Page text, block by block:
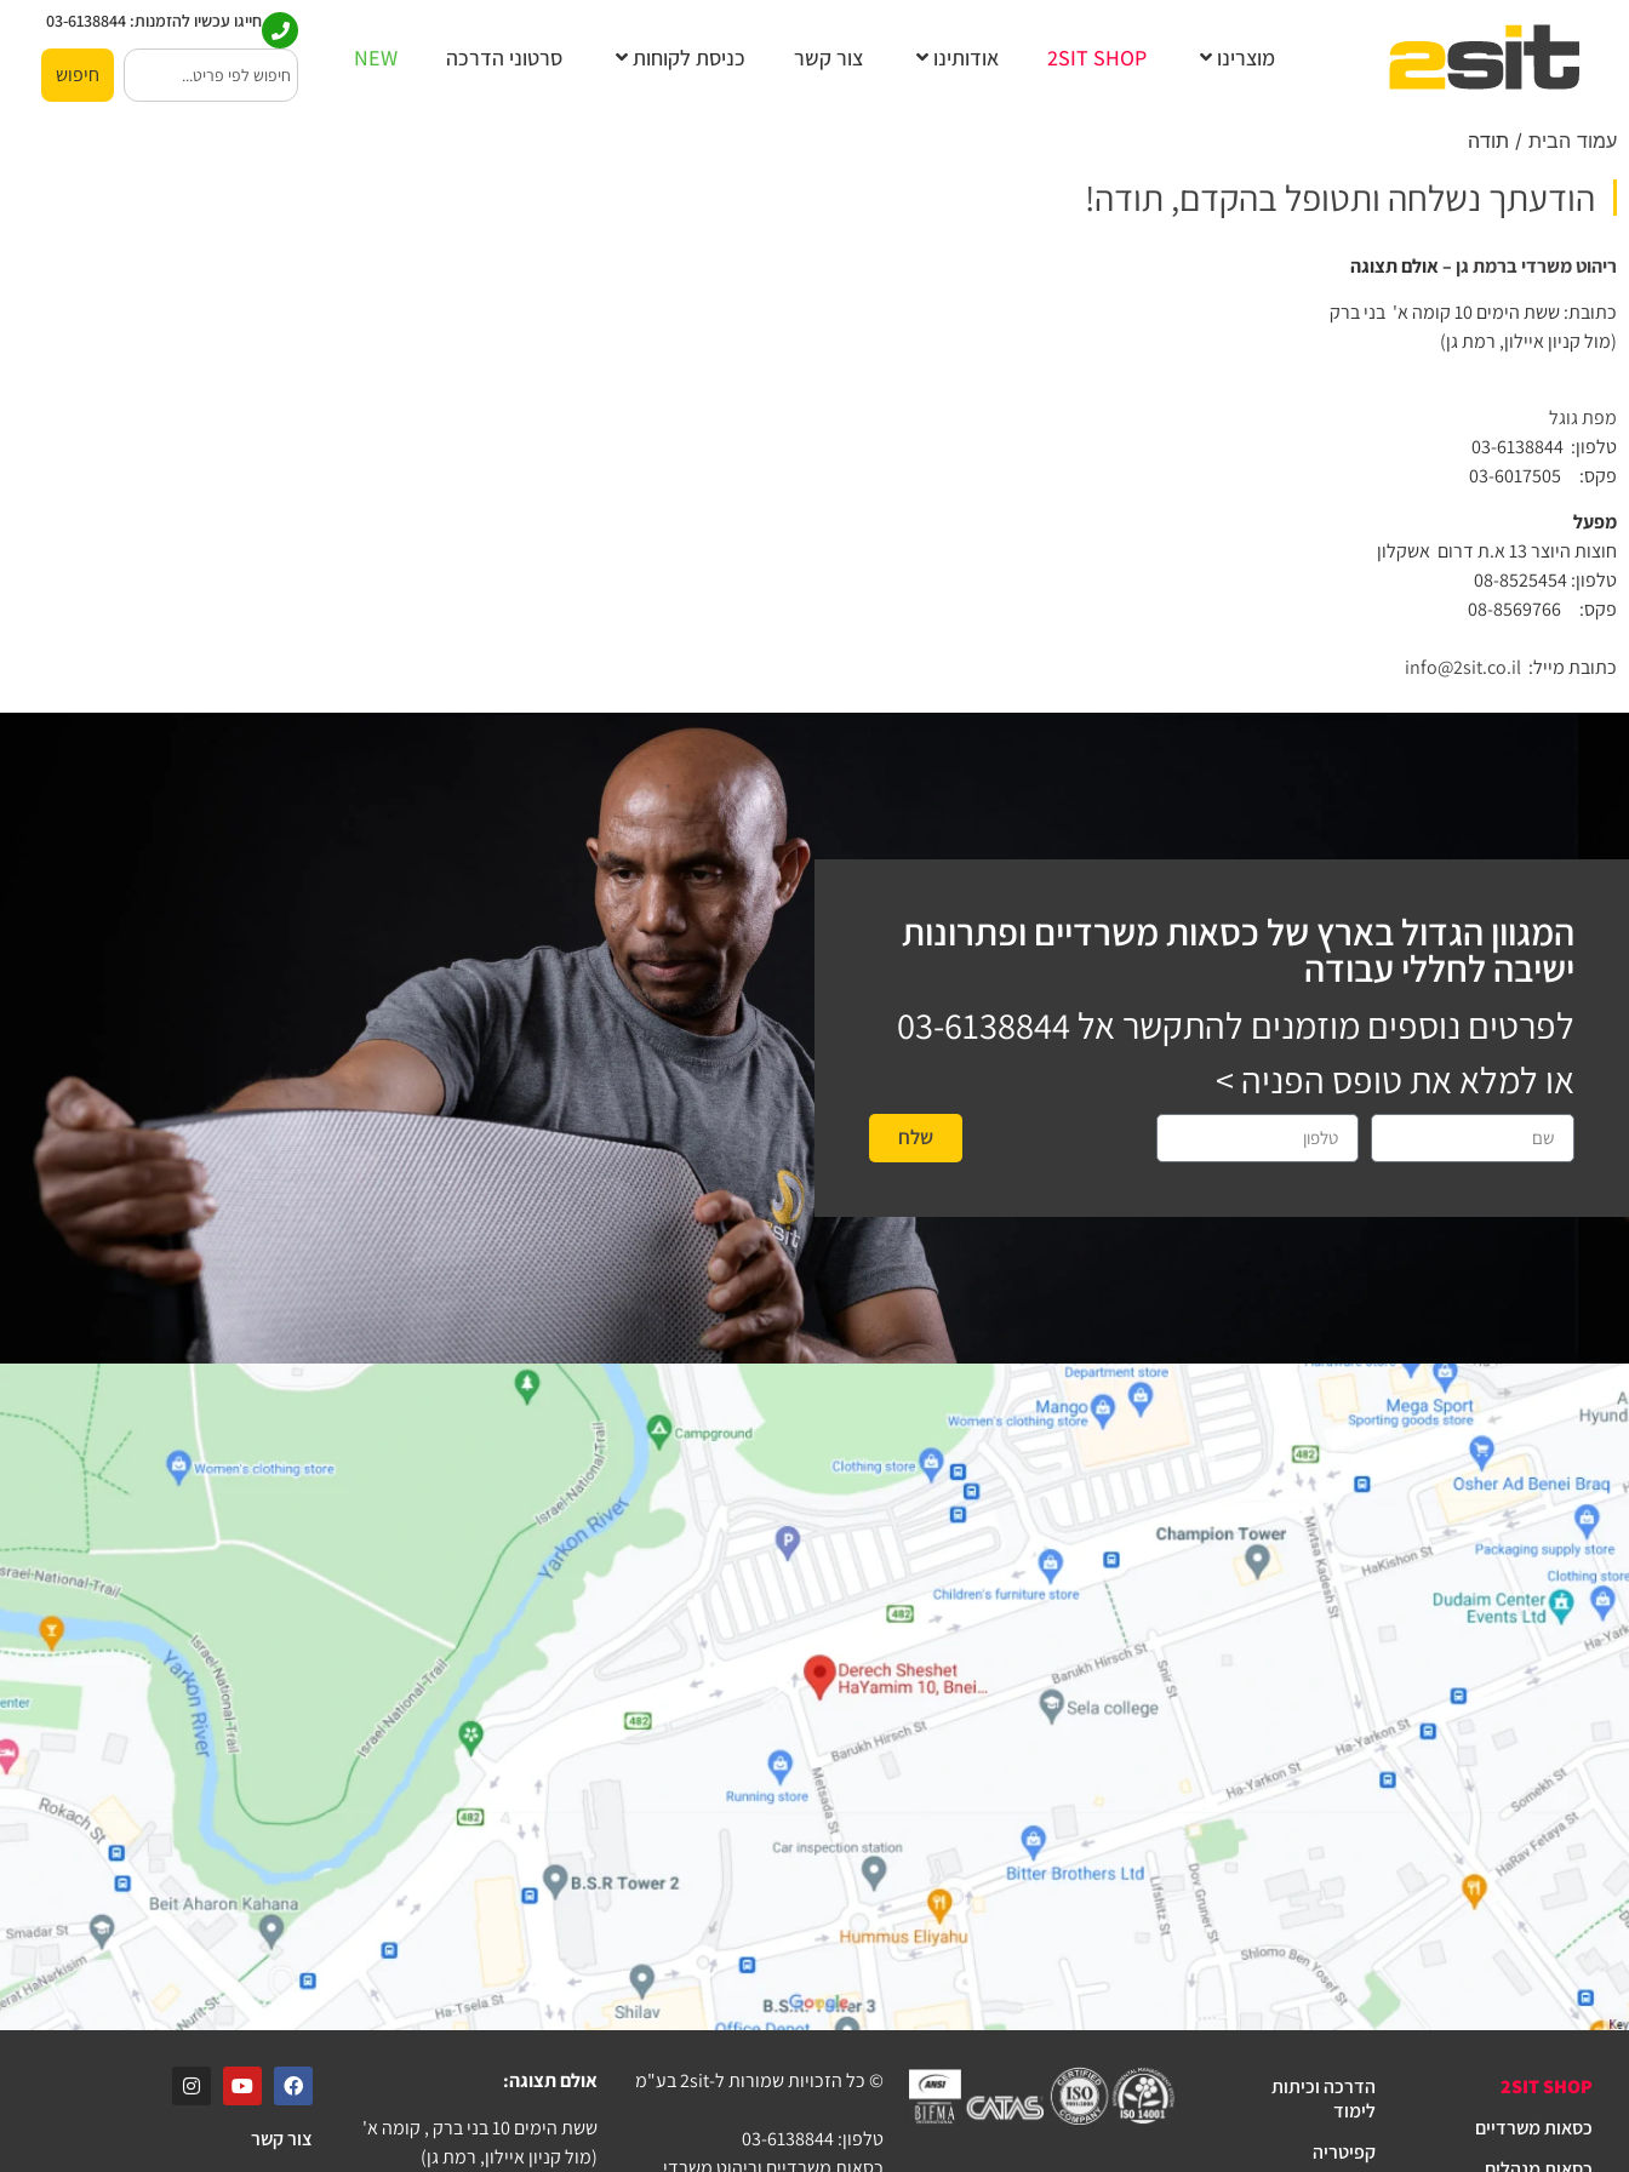
מוצרינו 2SIT SHOP אודותינו צור קשר כניסת לקוחות סרטוני הדרכה NEW
חייגו עכשיו להזמנות: 03-6138844
חיפוש
עמוד הבית / תודה
הודעתך נשלחה ותטופל בהקדם, תודה!
ריהוט משרדי ברמת גן– אולם תצוגה
כתובת: ששת הימים 10 קומה א' בני ברק
(מול קניון איילון, רמת גן)
מפת גוגל
טלפון: 03-6138844
פקס: 03-6017505
מפעל
חוצות היוצר 13 א.ת דרום אשקלון
טלפון: 08-8525454
פקס: 08-8569766
כתובת מייל: info@2sit.co.il
המגוון הגדול בארץ של כסאות משרדיים ופתרונות
ישיבה לחללי עבודה
לפרטים נוספים מוזמנים להתקשר אל03-6138844
או למלא את טופס הפניה >
שלח
2SIT SHOP
כסאות משרדיים
הדרכה וכיתות
לימוד
קפיטריה
© כל הזכויות שמורות ל-2sit בע"מ
טלפון:03-6138844
אולם תצוגה:
ששת הימים 10 בני ברק , קומה א'
(מול קניון איילון, רמת גן)
צור קשר